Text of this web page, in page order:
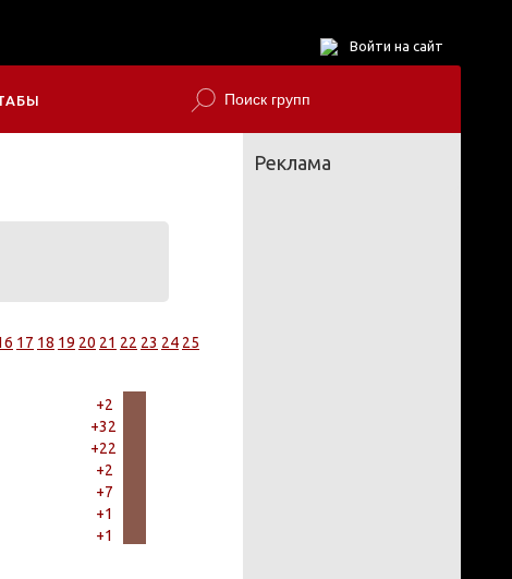
Войти на сайт
17 18 19 20 21 22 23 24 25
+2
+32
+22
+2
+7
+1
+1
Реклама